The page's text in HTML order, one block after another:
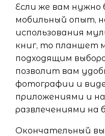
Если же вам
мобильный опыт,
использования
книг, то планшет
подходящим
позволит вам
фотографии и
приложениями и
развлечениями на
Окончательный